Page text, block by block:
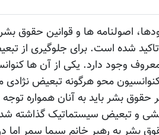
اصولنامه ها و قوانین
شده است. برای جلوگیری از
وجود دارد. یکی از آن ها
محو هرگونه تبعیض نژادی
بشر باید به آنان همواره
و تبعیض سیستماتیک گذاشته
بشر به رهبر خانم سیما سمر اما